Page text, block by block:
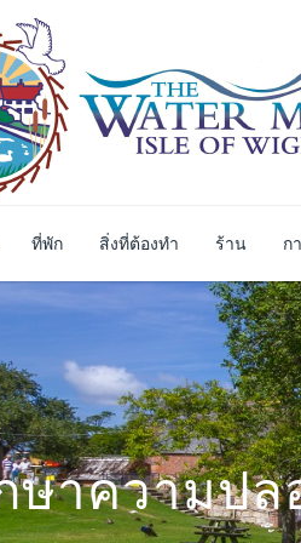
ที่พัก สิ่งที่ต้องทำ ร้าน ก
ษาความป